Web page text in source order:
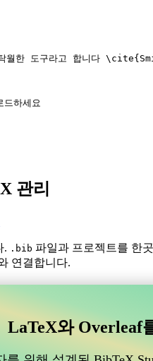
월한 도구라고 합니다 \cite{
하세요
관리
. .bib 파일과 프로젝트를 한
연결합니다.
협업 온라인 도구를 찾
있는 협업 온라인 도구를 찾
움이 될 온라인 도구를 찾
LaTeX와 Overleaf